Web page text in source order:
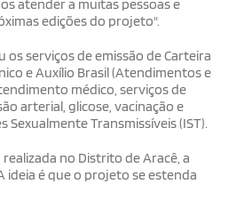
atender a muitas pessoas e
edições do projeto".
os serviços de emissão de Carteira
e Auxílio Brasil (Atendimentos e
médico, serviços de
arterial, glicose, vacinação e
Transmissíveis (IST).
no Distrito de Aracê, a
ideia é que o projeto se estenda